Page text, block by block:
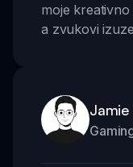
moje
a zvukovi
Jamie